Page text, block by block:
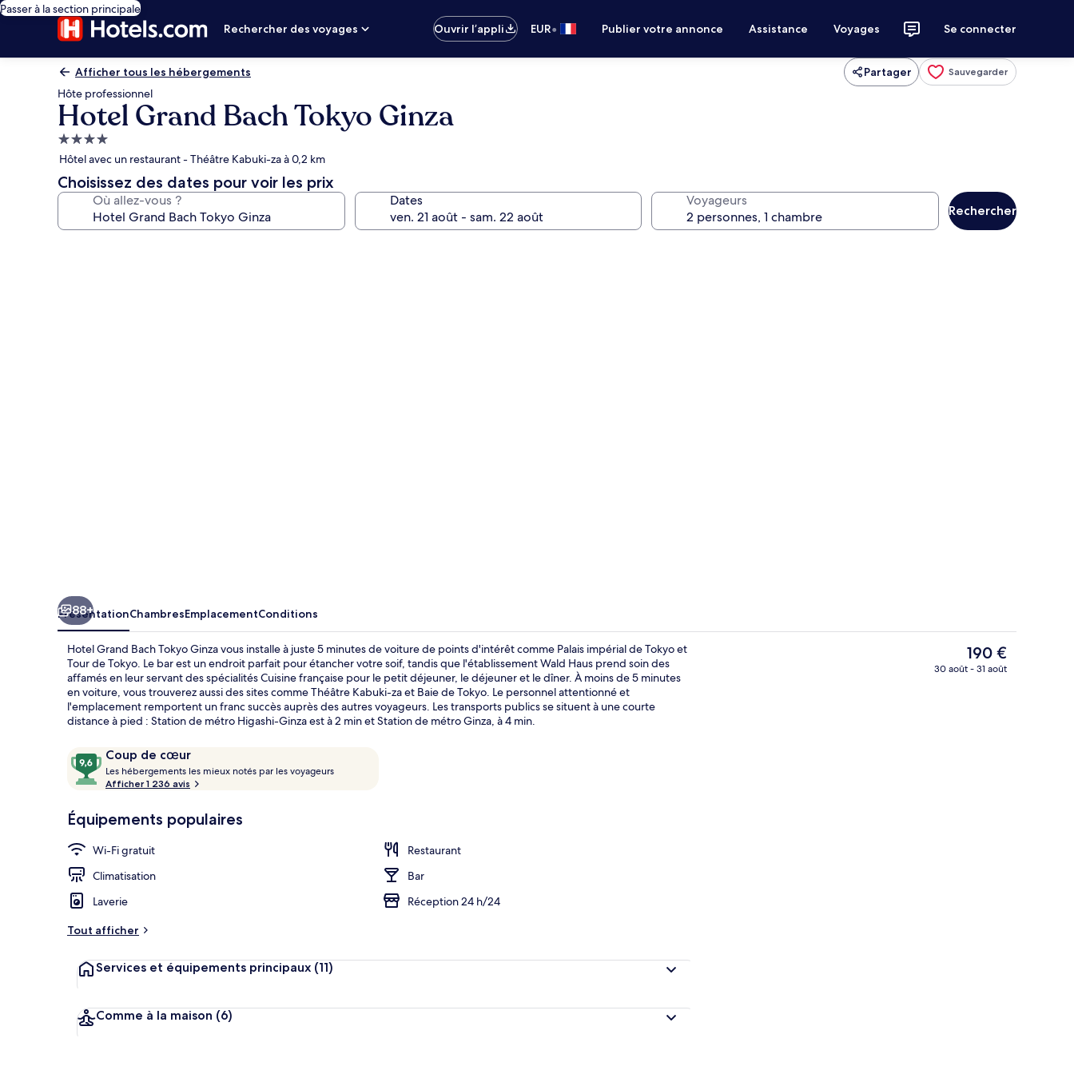
Passer à la section principale
Rechercher des voyages
Ouvrir l’appli EUR• Publier votre annonce Assistance Voyages Se connecter
Afficher tous les hébergements Partager Sauvegarder
Hôte professionnel
Hotel Grand Bach Tokyo Ginza
Hébergement
4.0 étoiles
Hôtel avec un restaurant - Théâtre Kabuki-za à 0,2 km
Choisissez des dates pour voir les prix
Où allez-vous ? Dates Voyageurs
Rechercher
Literie de qualité supérieure, coffres-forts dans les chambres
88+
PrésentationChambresEmplacementConditions
Hotel Grand Bach Tokyo Ginza vous installe à juste 5 minutes de voiture de points d'intérêt comme Palais impérial de Tokyo et
Tour de Tokyo. Le bar est un endroit parfait pour étancher votre soif, tandis que l'établissement Wald Haus prend soin des
affamés en leur servant des spécialités Cuisine française pour le petit déjeuner, le déjeuner et le dîner. À moins de 5 minutes
en voiture, vous trouverez aussi des sites comme Théâtre Kabuki-za et Baie de Tokyo. Le personnel attentionné et
l'emplacement remportent un franc succès auprès des autres voyageurs. Les transports publics se situent à une courte
distance à pied : Station de métro Higashi-Ginza est à 2 min et Station de métro Ginza, à 4 min.
Avis
voyageurs
Coup de cœur
9,6
sur
10,
de
Les hébergements les mieux notés par les voyageurs
n
Afficher 1 236 avis
Équipements populaires
Wi-Fi gratuit
Restaurant
Climatisation
Bar
Laverie
Réception 24 h/24
Tout afficher
Services et équipements principaux (11)
Comme à la maison (6)
Le
prix
190 €
30 août - 31 août